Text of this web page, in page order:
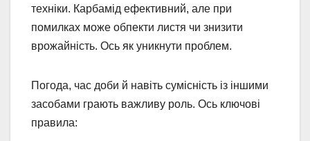
техніки. Карбамід ефективний, але при
помилках може обпекти листя чи знизити
врожайність. Ось як уникнути проблем.
Погода, час доби й навіть сумісність із іншими
засобами грають важливу роль. Ось ключові
правила: